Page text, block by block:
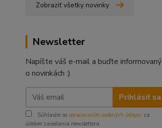
Zobraziť všetky novinky
Newsletter
Napíšte váš e-mail a buďte informovaný
o novinkách :)
Prihlásiť sa
Súhlasím so spracovaním osobných údajov za
účelom zasielania newslettera.